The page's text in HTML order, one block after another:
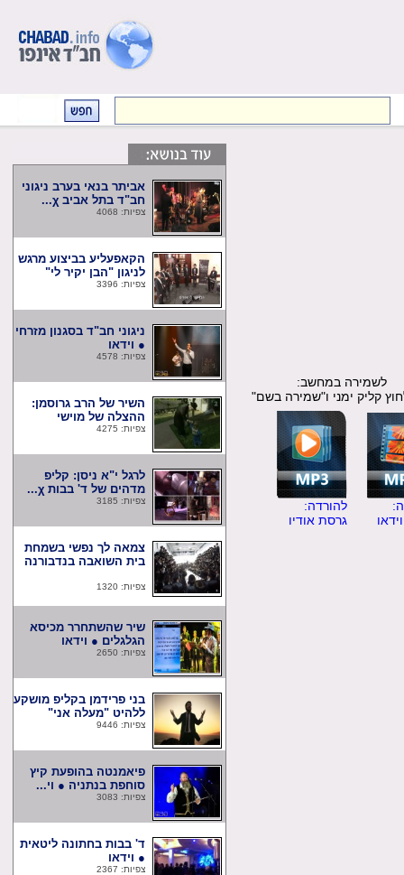
במחשב:
קליק ימני ו"שמירה בשם"
להורדה:
גרסת אודיו
אביתר בנאי בערב ניגוני
חב"ד בתל אביב χ...
צפיות: 4068
הקאפעליע בביצוע מרגש
לניגון "הבן יקיר לי"
צפיות: 3396
ניגוני חב"ד בסגנון מזרחי
● וידאו
צפיות: 4578
השיר של הרב גרוסמן:
ההצלה של מוישי
צפיות: 4275
לרגל י"א ניסן: קליפ
מדהים של ד' בבות χ...
צפיות: 3185
צמאה לך נפשי בשמחת
בית השואבה בנדבורנה
צפיות: 1320
שיר שהשתחרר מכיסא
הגלגלים ● וידאו
צפיות: 2650
בני פרידמן בקליפ מושקע
ללהיט "מעלה אני"
צפיות: 9446
פיאמנטה בהופעת קיץ
סוחפת בנתניה ● וי...
צפיות: 3083
ד' בבות בחתונה ליטאית
● וידאו
צפיות: 2367